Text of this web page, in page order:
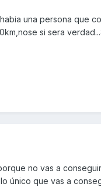
una persona que
si sera
no vas a
único que vas a